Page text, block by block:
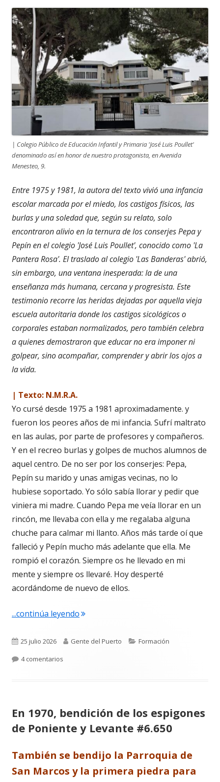
| Colegio Público de Educación Infantil y Primaria 'José Luis Poullet'
denominado así en honor de nuestro protagonista, en Avenida
Menesteo, 9.
Entre 1975 y 1981, la autora del texto vivió una infancia
escolar marcada por el miedo, los castigos físicos, las
burlas y una soledad que, según su relato, solo
encontraron alivio en la ternura de los conserjes Pepa y
Pepín en el colegio 'José Luis Poullet', conocido como 'La
Pantera Rosa'. El traslado al colegio 'Las Banderas' abrió,
sin embargo, una ventana inesperada: la de una
enseñanza más humana, cercana y progresista. Este
testimonio recorre las heridas dejadas por aquella vieja
escuela autoritaria donde los castigos sicológicos o
corporales estaban normalizados, pero también celebra
a quienes demostraron que educar no era imponer ni
golpear, sino acompañar, comprender y abrir los ojos a
la vida.
| Texto: N.M.R.A.
Yo cursé desde 1975 a 1981 aproximadamente. y
fueron los peores años de mi infancia. Sufrí maltrato
en las aulas, por parte de profesores y compañeros.
Y en el recreo burlas y golpes de muchos alumnos de
aquel centro. De no ser por los conserjes: Pepa,
Pepín su marido y unas amigas vecinas, no lo
hubiese soportado. Yo sólo sabía llorar y pedir que
viniera mi madre. Cuando Pepa me veía llorar en un
rincón, me llevaba con ella y me regalaba alguna
chuche para calmar mi llanto. Años más tarde oí que
falleció y Pepín mucho más adelante que ella. Me
rompió el corazón. Siempre os he llevado en mi
mente y siempre os llevaré. Hoy desperté
acordándome de nuevo de ellos.
...continúa leyendo"Los últimos coletazos de una
Publicado
el
25 julio 2026 Autor
Gente del Puerto Categorías
Formación
4 comentarios
En 1970, bendición de los espigones
de Poniente y Levante #6.650
También se bendijo la Parroquia de
San Marcos y la primera piedra para